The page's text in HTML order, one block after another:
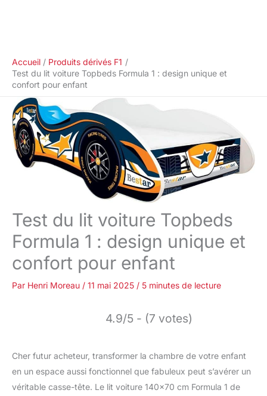
Accueil
Produits dérivés F1
Test du lit voiture Topbeds Formula 1 : design unique et
confort pour enfant
Test du lit voiture Topbeds
Formula 1 : design unique et
confort pour enfant
Par Henri Moreau / 11 mai 2025 / 5 minutes de lecture
4.9/5 - (7 votes)
Cher futur acheteur, transformer la chambre de votre enfant
en un espace aussi fonctionnel que fabuleux peut s’avérer un
véritable casse-tête. Le lit voiture 140×70 cm Formula 1 de